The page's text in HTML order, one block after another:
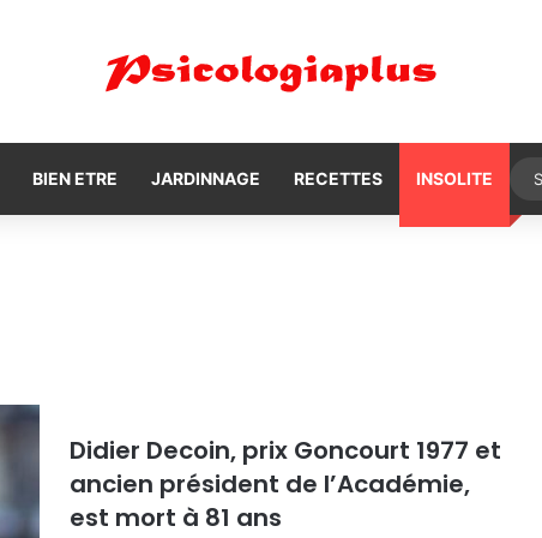
BIEN ETRE JARDINNAGE RECETTES INSOLITE
Didier Decoin, prix Goncourt 1977 et
ancien président de l’Académie,
est mort à 81 ans